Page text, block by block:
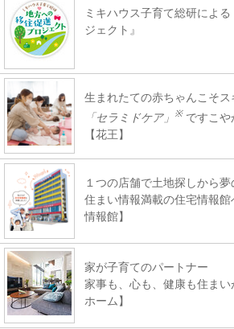
ミキハウス子育て総研によ
ジェクト』
生まれたての赤ちゃんこそス
「セラミドケア」
※ ですこや
【花王】
１つの店舗で土地探しから
住まい情報満載の住宅情報
情報館】
家が子育てのパートナー
家事も、心も、健康も住ま
ホーム】